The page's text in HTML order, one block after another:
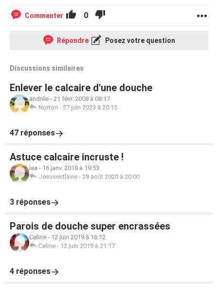
Commenter 0
Répondre Posez votre question
Discussions similaires
Enlever le calcaire d'une douche
andrée - 21 févr. 2008 à 08:17
Norton - 27 juin 2023 à 20:15
47 réponses
Astuce calcaire incruste !
lea - 16 janv. 2019 à 19:53
Jesusestlavie - 29 août 2020 à 20:00
3 réponses
Parois de douche super encrassées
Celine - 12 juin 2019 à 16:12
Celine - 12 juin 2019 à 21:17
4 réponses